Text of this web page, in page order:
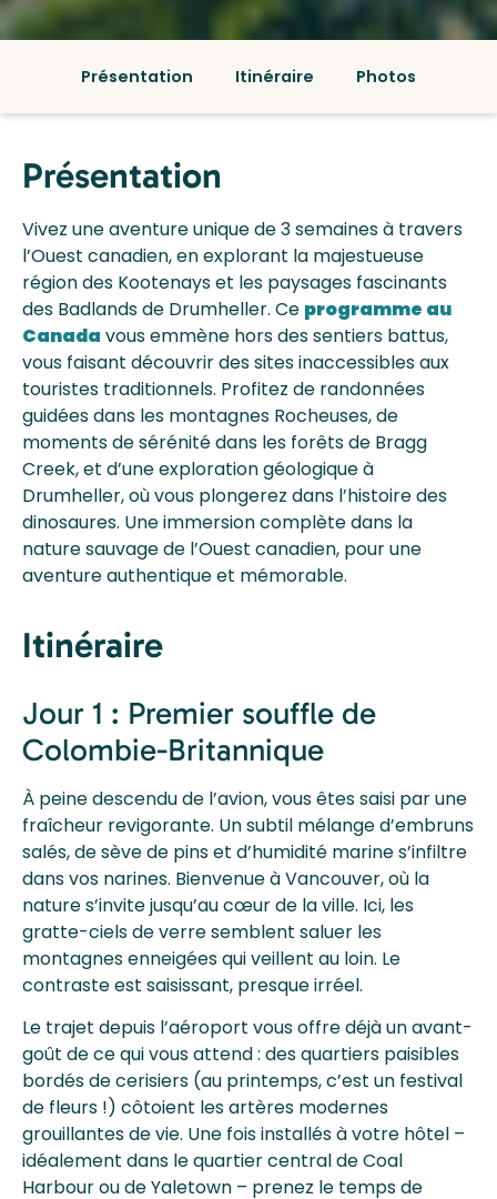
Présentation Itinéraire Photos
Présentation
Vivez une aventure unique de 3 semaines à travers
l’Ouest canadien, en explorant la majestueuse
région des Kootenays et les paysages fascinants
des Badlands de Drumheller. Ce programme au
Canada vous emmène hors des sentiers battus,
vous faisant découvrir des sites inaccessibles aux
touristes traditionnels. Profitez de randonnées
guidées dans les montagnes Rocheuses, de
moments de sérénité dans les forêts de Bragg
Creek, et d’une exploration géologique à
Drumheller, où vous plongerez dans l’histoire des
dinosaures. Une immersion complète dans la
nature sauvage de l’Ouest canadien, pour une
aventure authentique et mémorable.
Itinéraire
Jour 1 : Premier souffle de
Colombie-Britannique
À peine descendu de l’avion, vous êtes saisi par une
fraîcheur revigorante. Un subtil mélange d’embruns
salés, de sève de pins et d’humidité marine s’infiltre
dans vos narines. Bienvenue à Vancouver, où la
nature s’invite jusqu’au cœur de la ville. Ici, les
gratte-ciels de verre semblent saluer les
montagnes enneigées qui veillent au loin. Le
contraste est saisissant, presque irréel.
Le trajet depuis l’aéroport vous offre déjà un avant-
goût de ce qui vous attend : des quartiers paisibles
bordés de cerisiers (au printemps, c’est un festival
de fleurs !) côtoient les artères modernes
grouillantes de vie. Une fois installés à votre hôtel –
idéalement dans le quartier central de Coal
Harbour ou de Yaletown – prenez le temps de